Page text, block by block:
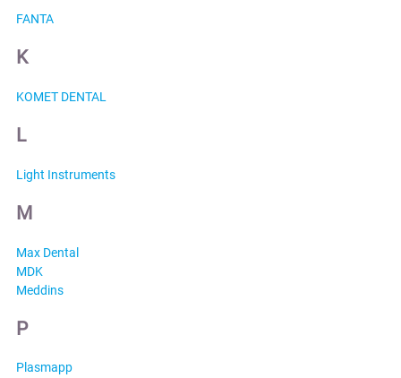
FANTA
K
KOMET DENTAL
L
Light Instruments
M
Max Dental
MDK
Meddins
P
Plasmapp